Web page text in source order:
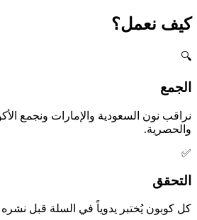
كيف نعمل؟
🔍
الجمع
نراقب نون السعودية والإمارات ونجمع
والحصرية.
✅
التحقق
كل كوبون يُختبر يدوياً في السلة قبل